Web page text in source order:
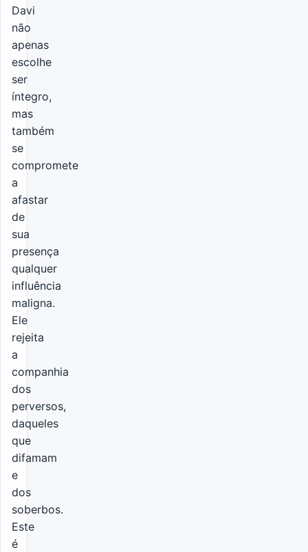
Davi
não
apenas
escolhe
ser
íntegro,
mas
também
se
compromete
a
afastar
de
sua
presença
qualquer
influência
maligna.
Ele
rejeita
a
companhia
dos
perversos,
daqueles
que
difamam
e
dos
soberbos.
Este
é